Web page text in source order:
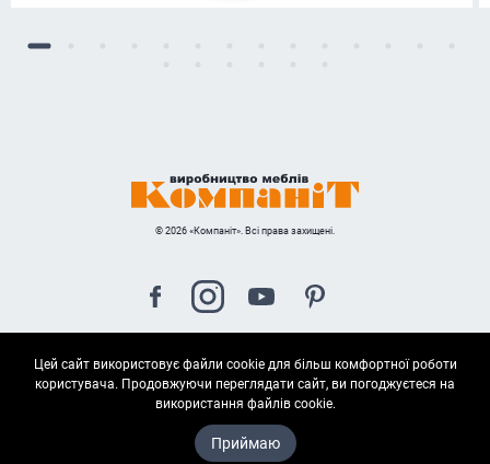
© 2026 «Компаніт». Всі права захищені.
Цей сайт використовує файли cookie для більш комфортної роботи
користувача. Продовжуючи переглядати сайт, ви погоджуєтеся на
використання файлів cookie.
Приймаю